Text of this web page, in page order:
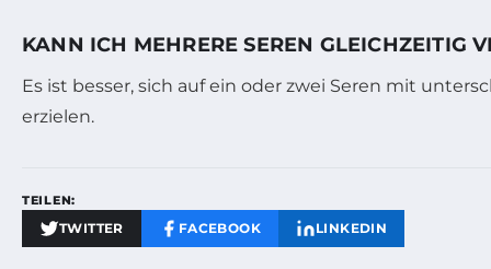
KANN ICH MEHRERE SEREN GLEICHZEITIG
Es ist besser, sich auf ein oder zwei Seren mit
erzielen.
TEILEN:
TWITTER FACEBOOK LINKEDIN